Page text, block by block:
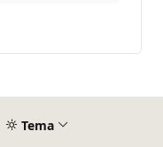
Tema